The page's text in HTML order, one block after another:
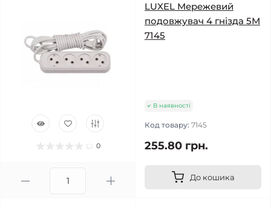
0
LUXEL Мережевий
подовжувач 4 гнізда 5М
7145
В наявності
Код товару: 7145
255.80 грн.
До кошика